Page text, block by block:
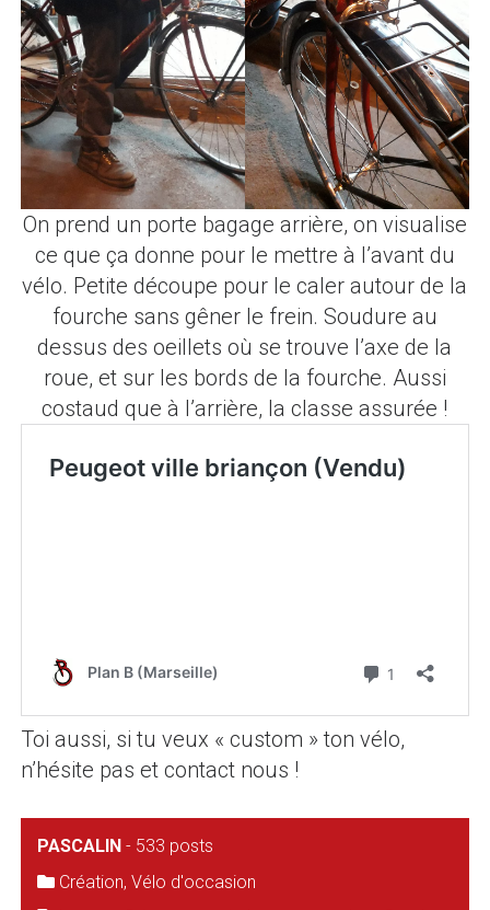
On prend un porte bagage arrière, on visualise
ce que ça donne pour le mettre à l’avant du
vélo. Petite découpe pour le caler autour de la
fourche sans gêner le frein. Soudure au
dessus des oeillets où se trouve l’axe de la
roue, et sur les bords de la fourche. Aussi
costaud que à l’arrière, la classe assurée !
Toi aussi, si tu veux « custom » ton vélo,
n’hésite pas et contact nous !
PASCALIN - 533 posts
Création, Vélo d'occasion